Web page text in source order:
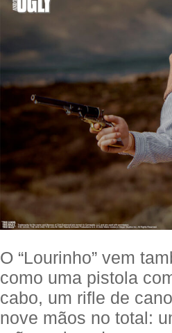
O “Lourinho” vem
como uma pistola
cabo, um rifle de
nove mãos no total: